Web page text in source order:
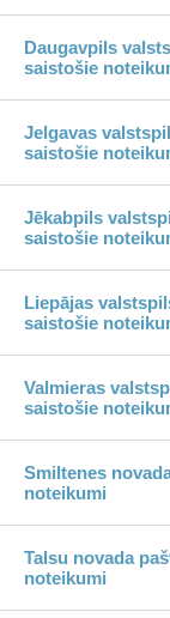
Daugavpils
saistošie
Jelgavas
saistošie
Jēkabpils
saistošie
Liepājas
saistošie
Valmieras
saistošie
Smiltenes
noteikumi
Talsu novada
noteikumi